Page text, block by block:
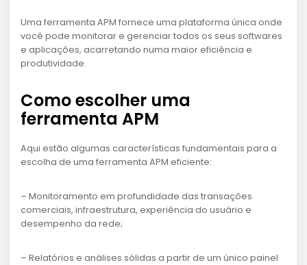
Uma ferramenta APM fornece uma plataforma única onde
você pode monitorar e gerenciar todos os seus softwares
e aplicações, acarretando numa maior eficiência e
produtividade.
Como escolher uma
ferramenta APM
Aqui estão algumas características fundamentais para a
escolha de uma ferramenta APM eficiente:
– Monitoramento em profundidade das transações
comerciais, infraestrutura, experiência do usuário e
desempenho da rede;
– Relatórios e análises sólidas a partir de um único painel